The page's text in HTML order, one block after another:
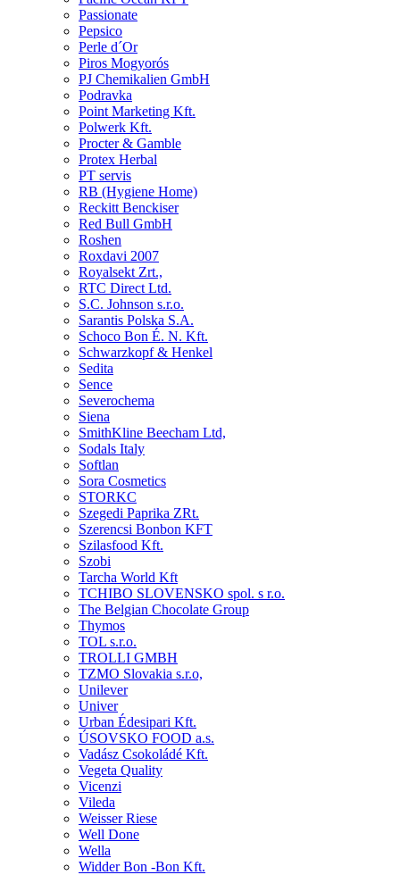
Passionate
Pepsico
Perle d´Or
Piros Mogyorós
PJ Chemikalien GmbH
Podravka
Point Marketing Kft.
Polwerk Kft.
Procter & Gamble
Protex Herbal
PT servis
RB (Hygiene Home)
Reckitt Benckiser
Red Bull GmbH
Roshen
Roxdavi 2007
Royalsekt Zrt.,
RTC Direct Ltd.
S.C. Johnson s.r.o.
Sarantis Polska S.A.
Schoco Bon É. N. Kft.
Schwarzkopf & Henkel
Sedita
Sence
Severochema
Siena
SmithKline Beecham Ltd,
Sodals Italy
Softlan
Sora Cosmetics
STORKC
Szegedi Paprika ZRt.
Szerencsi Bonbon KFT
Szilasfood Kft.
Szobi
Tarcha World Kft
TCHIBO SLOVENSKO spol. s r.o.
The Belgian Chocolate Group
Thymos
TOL s.r.o.
TROLLI GMBH
TZMO Slovakia s.r.o,
Unilever
Univer
Urban Édesipari Kft.
ÚSOVSKO FOOD a.s.
Vadász Csokoládé Kft.
Vegeta Quality
Vicenzi
Vileda
Weisser Riese
Well Done
Wella
Widder Bon -Bon Kft.